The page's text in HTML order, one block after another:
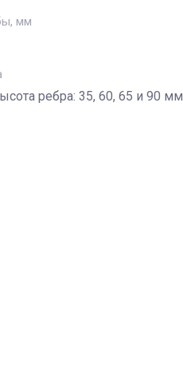
мм
ребра: 35, 60, 65 и 90 мм